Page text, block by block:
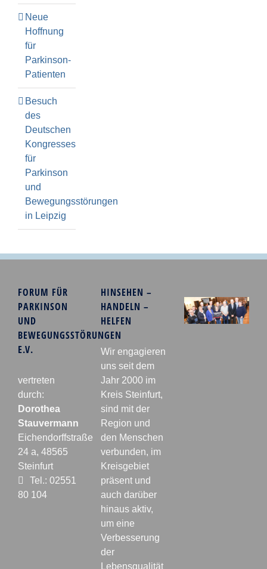
Neue
Hoffnung
für
Parkinson-
Patienten
Besuch
des
Deutschen
Kongresses
für
Parkinson
und
Bewegungsstörungen
in Leipzig
FORUM FÜR
PARKINSON
UND
BEWEGUNGSSTÖRUNGEN
E.V.
vertreten
durch:
Dorothea
Stauvermann
Eichendorffstraße
24 a, 48565
Steinfurt
Tel.: 02551
80 104
HINSEHEN –
HANDELN –
HELFEN
Wir engagieren
uns seit dem
Jahr 2000 im
Kreis Steinfurt,
sind mit der
Region und
den Menschen
verbunden, im
Kreisgebiet
präsent und
auch darüber
hinaus aktiv,
um eine
Verbesserung
der
Lebensqualität